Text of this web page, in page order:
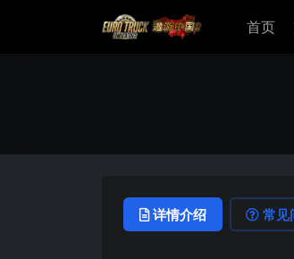
首页
详情介绍 常见